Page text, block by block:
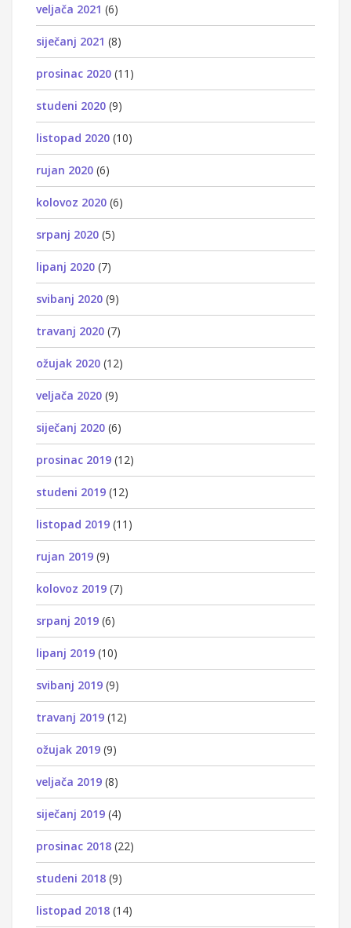
veljača 2021 (6)
siječanj 2021 (8)
prosinac 2020 (11)
studeni 2020 (9)
listopad 2020 (10)
rujan 2020 (6)
kolovoz 2020 (6)
srpanj 2020 (5)
lipanj 2020 (7)
svibanj 2020 (9)
travanj 2020 (7)
ožujak 2020 (12)
veljača 2020 (9)
siječanj 2020 (6)
prosinac 2019 (12)
studeni 2019 (12)
listopad 2019 (11)
rujan 2019 (9)
kolovoz 2019 (7)
srpanj 2019 (6)
lipanj 2019 (10)
svibanj 2019 (9)
travanj 2019 (12)
ožujak 2019 (9)
veljača 2019 (8)
siječanj 2019 (4)
prosinac 2018 (22)
studeni 2018 (9)
listopad 2018 (14)